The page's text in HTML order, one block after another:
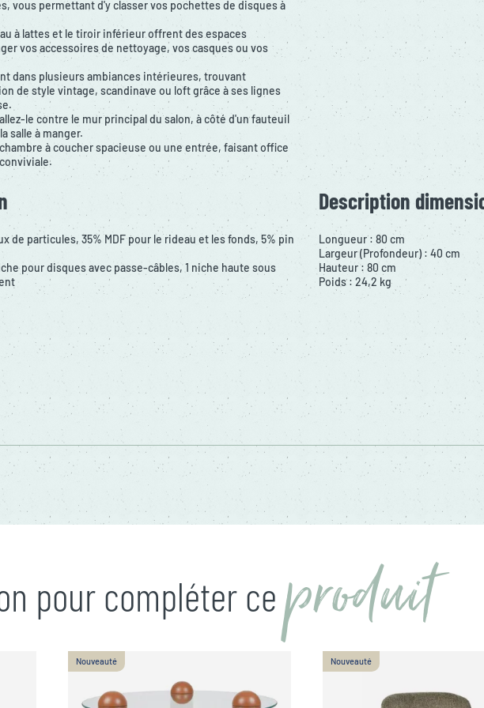
vous permettant d'y classer vos pochettes de disques à
à lattes et le tiroir inférieur offrent des espaces
vos accessoires de nettoyage, vos casques ou vos
dans plusieurs ambiances intérieures, trouvant
de style vintage, scandinave ou loft grâce à ses lignes
le contre le mur principal du salon, à côté d'un fauteuil
salle à manger.
à coucher spacieuse ou une entrée, faisant office
de particules, 35% MDF pour le rideau et les fonds, 5% pin
pour disques avec passe-câbles, 1 niche haute sous
Description
Longueur : 80 cm
Largeur (Profondeur) : 40 cm
Hauteur : 80 cm
Poids : 24,2 kg
pour compléter ce produit
Nouveauté Nouveauté